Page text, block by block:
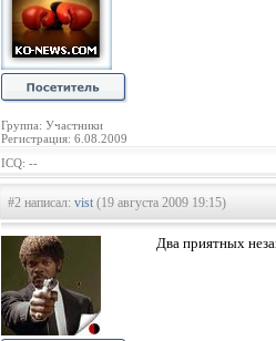
Группа: Участники
Регистрация: 6.08.2009
ICQ: --
#2 написал: vist(19 августа 2009 19:15)
Два приятных